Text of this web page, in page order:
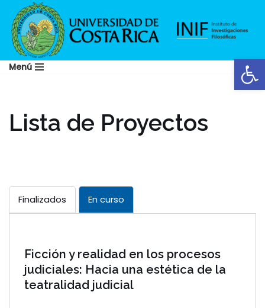
Saltar
al
contenido
Menú
Lista de Proyectos
Finalizados En curso
Ficción y realidad en los procesos
judiciales: Hacia una estética de la
teatralidad judicial